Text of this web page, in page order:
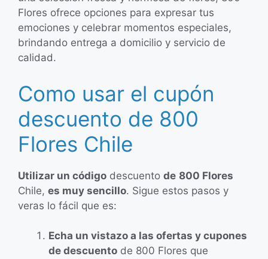
Flores ofrece opciones para expresar tus
emociones y celebrar momentos especiales,
brindando entrega a domicilio y servicio de
calidad.
Como usar el cupón
descuento de 800
Flores Chile
Utilizar un código descuento de 800 Flores
Chile, es muy sencillo. Sigue estos pasos y
veras lo fácil que es:
Echa un vistazo a las ofertas y cupones
de descuento de 800 Flores que